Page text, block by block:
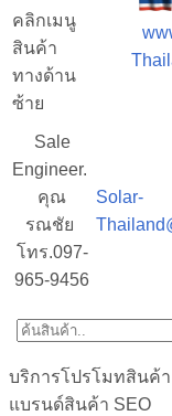
คลิกเมนู
สินค้า
ทางด้าน
ซ้าย
Sale
Engineer.
คุณ
รณชัย
โทร.097-
965-9456
Solar-
บริการโปรโมทสินค้า
แบรนด์สินค้า SEO